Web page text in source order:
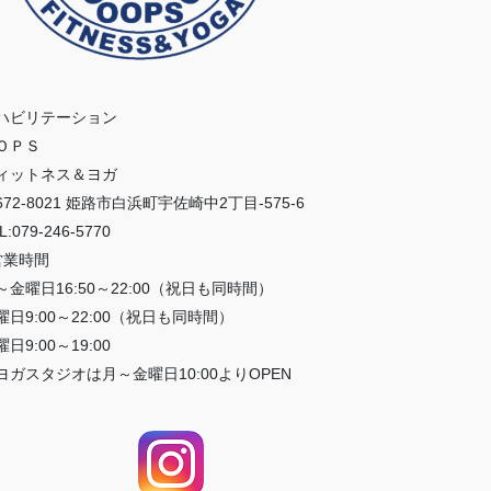
ビリテーション
ＰＳ
ットネス＆ヨガ
8021 姫路市白浜町宇佐崎中2丁目-575-6
246-5770
時間
金曜日16:50～22:00（祝日も同時間）
日9:00～22:00（祝日も同時間）
日9:00～19:00
ガスタジオは月～金曜日10:00よりOPEN